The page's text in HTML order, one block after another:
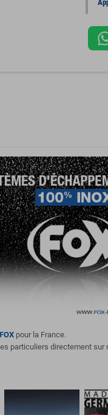
FOX pour la France.
particuliers directement sur